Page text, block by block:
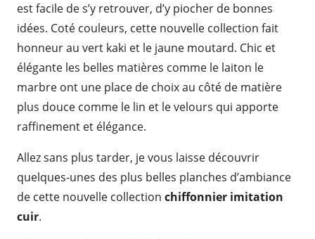
est facile de s’y retrouver, d’y piocher de bonnes
idées. Coté couleurs, cette nouvelle collection fait
honneur au vert kaki et le jaune moutard. Chic et
élégante les belles matières comme le laiton le
marbre ont une place de choix au côté de matière
plus douce comme le lin et le velours qui apporte
raffinement et élégance.
Allez sans plus tarder, je vous laisse découvrir
quelques-unes des plus belles planches d’ambiance
de cette nouvelle collection chiffonnier imitation
cuir.